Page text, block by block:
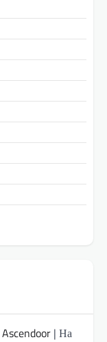
Ascendoor | На